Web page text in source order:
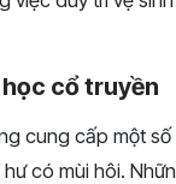
cổ truyền
cung cấp một
hư có mùi hôi.